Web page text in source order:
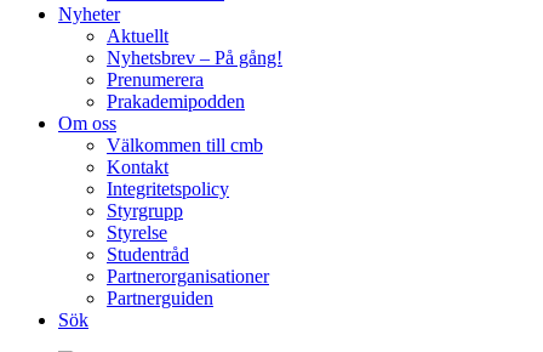
Nyheter
Aktuellt
Nyhetsbrev – På gång!
Prenumerera
Prakademipodden
Om oss
Välkommen till cmb
Kontakt
Integritetspolicy
Styrgrupp
Styrelse
Studentråd
Partnerorganisationer
Partnerguiden
Sök